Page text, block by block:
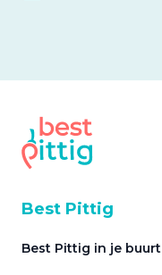
Best Pittig
Best Pittig in je buurt